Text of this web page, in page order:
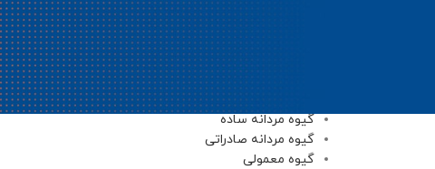
گیوه قلاب باف ساده
گیوه قلاب بافی
گیوه مردانه ساده
گیوه مردانه صادراتی
گیوه معمولی